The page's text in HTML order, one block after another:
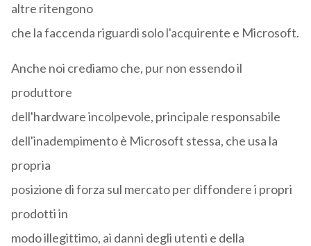
altre ritengono
che la faccenda riguardi solo l'acquirente e Microsoft.
Anche noi crediamo che, pur non essendo il
produttore
dell'hardware incolpevole, principale responsabile
dell'inadempimento è Microsoft stessa, che usa la
propria
posizione di forza sul mercato per diffondere i propri
prodotti in
modo illegittimo, ai danni degli utenti e della